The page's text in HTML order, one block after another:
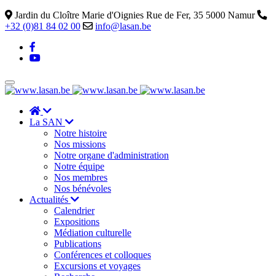
Jardin du Cloître Marie d'Oignies Rue de Fer, 35 5000 Namur
+32 (0)81 84 02 00
info@lasan.be
La SAN
Notre histoire
Nos missions
Notre organe d'administration
Notre équipe
Nos membres
Nos bénévoles
Actualités
Calendrier
Expositions
Médiation culturelle
Publications
Conférences et colloques
Excursions et voyages